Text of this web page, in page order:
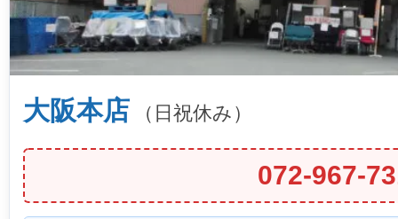
大阪本店 （日祝休み）
072-967-